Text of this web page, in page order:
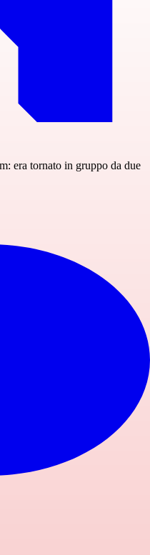
era tornato in gruppo da due